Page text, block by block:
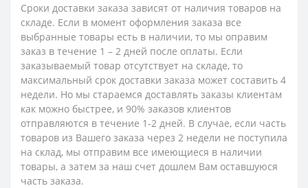
Сроки доставки заказа зависят от наличия товаров на
складе. Если в момент оформления заказа все
выбранные товары есть в наличии, то мы оправим
заказ в течение 1 – 2 дней после оплаты. Если
заказываемый товар отсутствует на складе, то
максимальный срок доставки заказа может составить 4
недели. Но мы стараемся доставлять заказы клиентам
как можно быстрее, и 90% заказов клиентов
отправляются в течение 1-2 дней. В случае, если часть
товаров из Вашего заказа через 2 недели не поступила
на склад, мы отправим все имеющиеся в наличии
товары, а затем за наш счет дошлем Вам оставшуюся
часть заказа.